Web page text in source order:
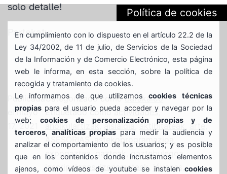
solo detalle!
Partekatu:
Publicada
elmayo
17, 2021
Categorizado comoBarakaldo
Etiquetado comoactividades
aholkulartizak, aisialdia,aktibitateak arte,
ASESORIAS, astekoprogramazioa
expogaztea,gazteak ,gaztebulegoa,
inscripciones ,izenemateak, jóvenes
Política de cookies
En cumplimiento con lo dispuesto en el artículo 22.2 de la
Ley 34/2002, de 11 de julio, de Servicios de la Sociedad
de la Información y de Comercio Electrónico, esta página
web le informa, en esta sección, sobre la política de
recogida y tratamiento de cookies.
Le informamos de que utilizamoscookies técnicas
propias para el usuario pueda acceder y navegar por la
web; cookies de personalización propias y de
terceros,analíticas propias para medir la audiencia y
analizar el comportamiento de los usuarios; y es posible
que en los contenidos donde incrustamos elementos
ajenos, como vídeos de youtube se instalen cookies